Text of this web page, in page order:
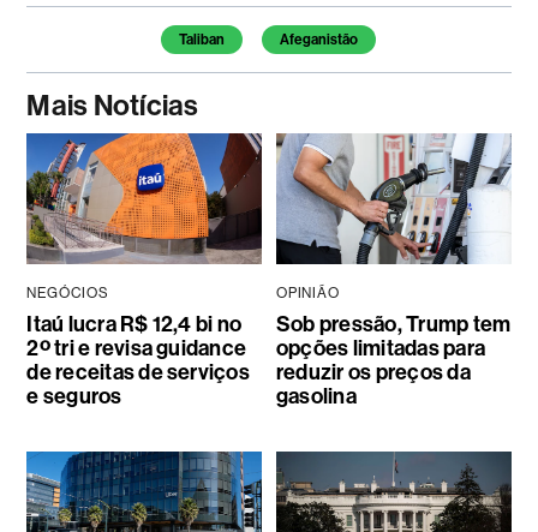
Temas deste artigo
Taliban Afeganistão
Mais Notícias
NEGÓCIOS
Itaú lucra R$ 12,4 bi no
2º tri e revisa guidance
de receitas de serviços
e seguros
OPINIÃO
Sob pressão, Trump tem
opções limitadas para
reduzir os preços da
gasolina